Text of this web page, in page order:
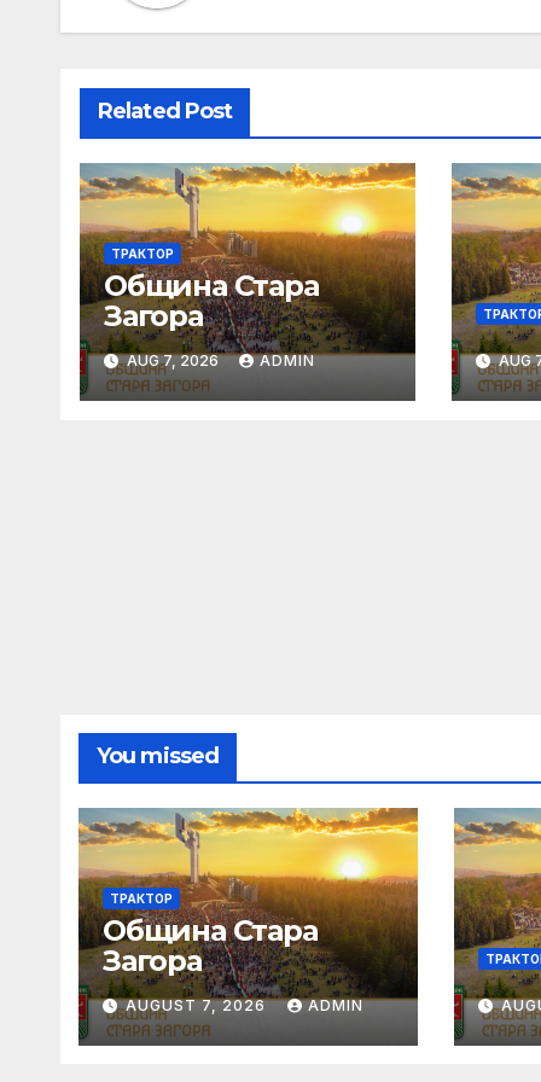
Related Post
ТРАКТОР
Община Стара
Загора
AUG 7, 2026 ADMIN AUG
You missed
ТРАКТОР
Община Стара
Загора
AUGUST 7, 2026 ADMIN